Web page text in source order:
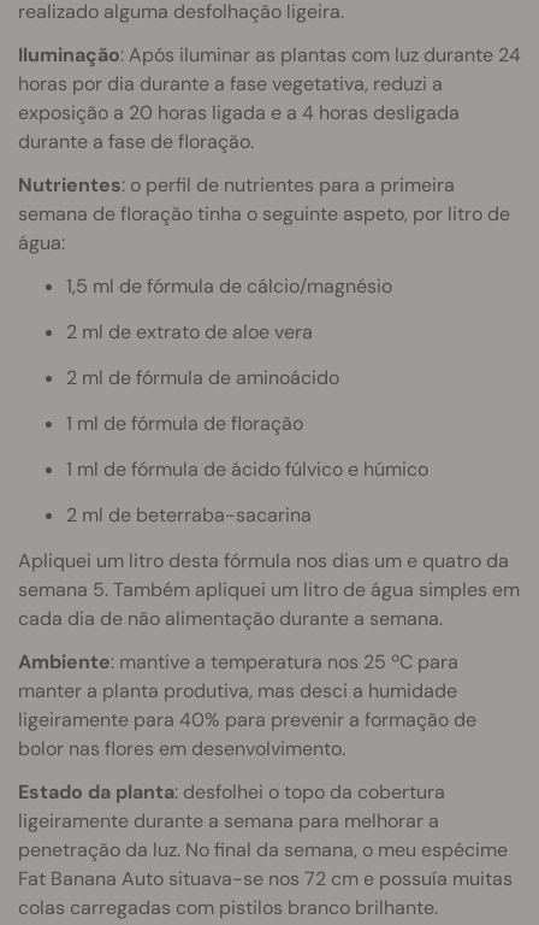
realizado alguma desfolhação ligeira.
Iluminação: Após iluminar as plantas com luz durante 24
horas por dia durante a fase vegetativa, reduzi a
exposição a 20 horas ligada e a 4 horas desligada
durante a fase de floração.
Nutrientes: o perfil de nutrientes para a primeira
semana de floração tinha o seguinte aspeto, por litro de
água:
1,5 ml de fórmula de cálcio/magnésio
2 ml de extrato de aloe vera
2 ml de fórmula de aminoácido
1 ml de fórmula de floração
1 ml de fórmula de ácido fúlvico e húmico
2 ml de beterraba-sacarina
Apliquei um litro desta fórmula nos dias um e quatro da
semana 5. Também apliquei um litro de água simples em
cada dia de não alimentação durante a semana.
Ambiente: mantive a temperatura nos 25 ºC para
manter a planta produtiva, mas desci a humidade
ligeiramente para 40% para prevenir a formação de
bolor nas flores em desenvolvimento.
Estado da planta: desfolhei o topo da cobertura
ligeiramente durante a semana para melhorar a
penetração da luz. No final da semana, o meu espécime
Fat Banana Auto situava-se nos 72 cm e possuía muitas
colas carregadas com pistilos branco brilhante.